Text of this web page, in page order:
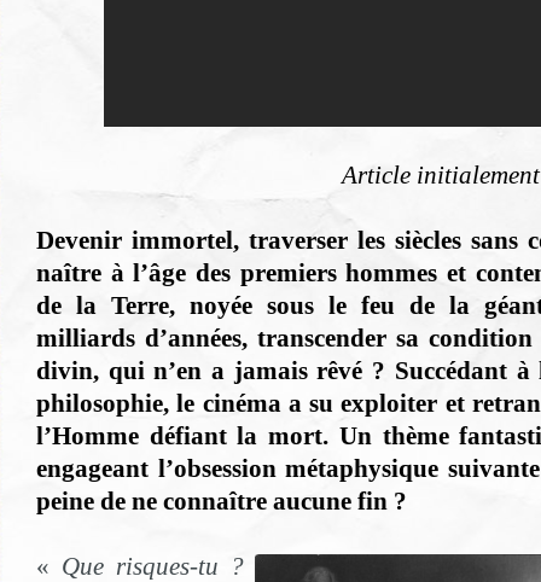
Article
Devenir immortel, traverser les siècles sans
naître à l’âge des premiers hommes et
de la Terre, noyée sous le feu de la
milliards d’années, transcender sa
divin, qui n’en a jamais rêvé ? Succédant
philosophie, le cinéma a su exploiter et
l’Homme défiant la mort. Un thème
engageant l’obsession métaphysique
peine de ne connaître aucune fin ?
« Que risques-tu ?